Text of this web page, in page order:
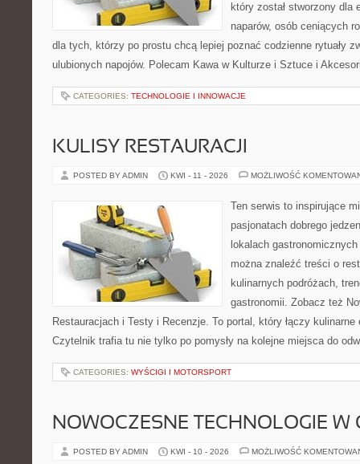
który został stworzony dla
naparów, osób ceniących
dla tych, którzy po prostu chcą lepiej poznać codzienne rytuały
ulubionych napojów. Polecam Kawa w Kulturze i Sztuce i
CATEGORIES: TECHNOLOGIE I INNOWACJE
KULISY RESTAURACJI
POSTED BY ADMIN KWI - 11 - 2026 MOŻLIWOŚĆ
Ten serwis to inspirujące
pasjonatach dobrego
lokalach
można znaleźć treści o
kulinarnych podróżach,
gastronomii. Zobacz też
Restauracjach i Testy i Recenzje. To portal, który łączy
Czytelnik trafia tu nie tylko po pomysły na kolejne miejsca do
CATEGORIES: WYŚCIGI I MOTORSPORT
NOWOCZESNE TECHNOLOGIE W
POSTED BY ADMIN KWI - 10 - 2026 MOŻLIWOŚĆ